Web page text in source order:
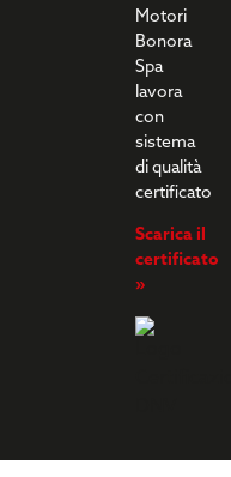
Motori
Bonora
Spa
lavora
con
sistema
di qualità
certificato
Scarica il
certificato
»